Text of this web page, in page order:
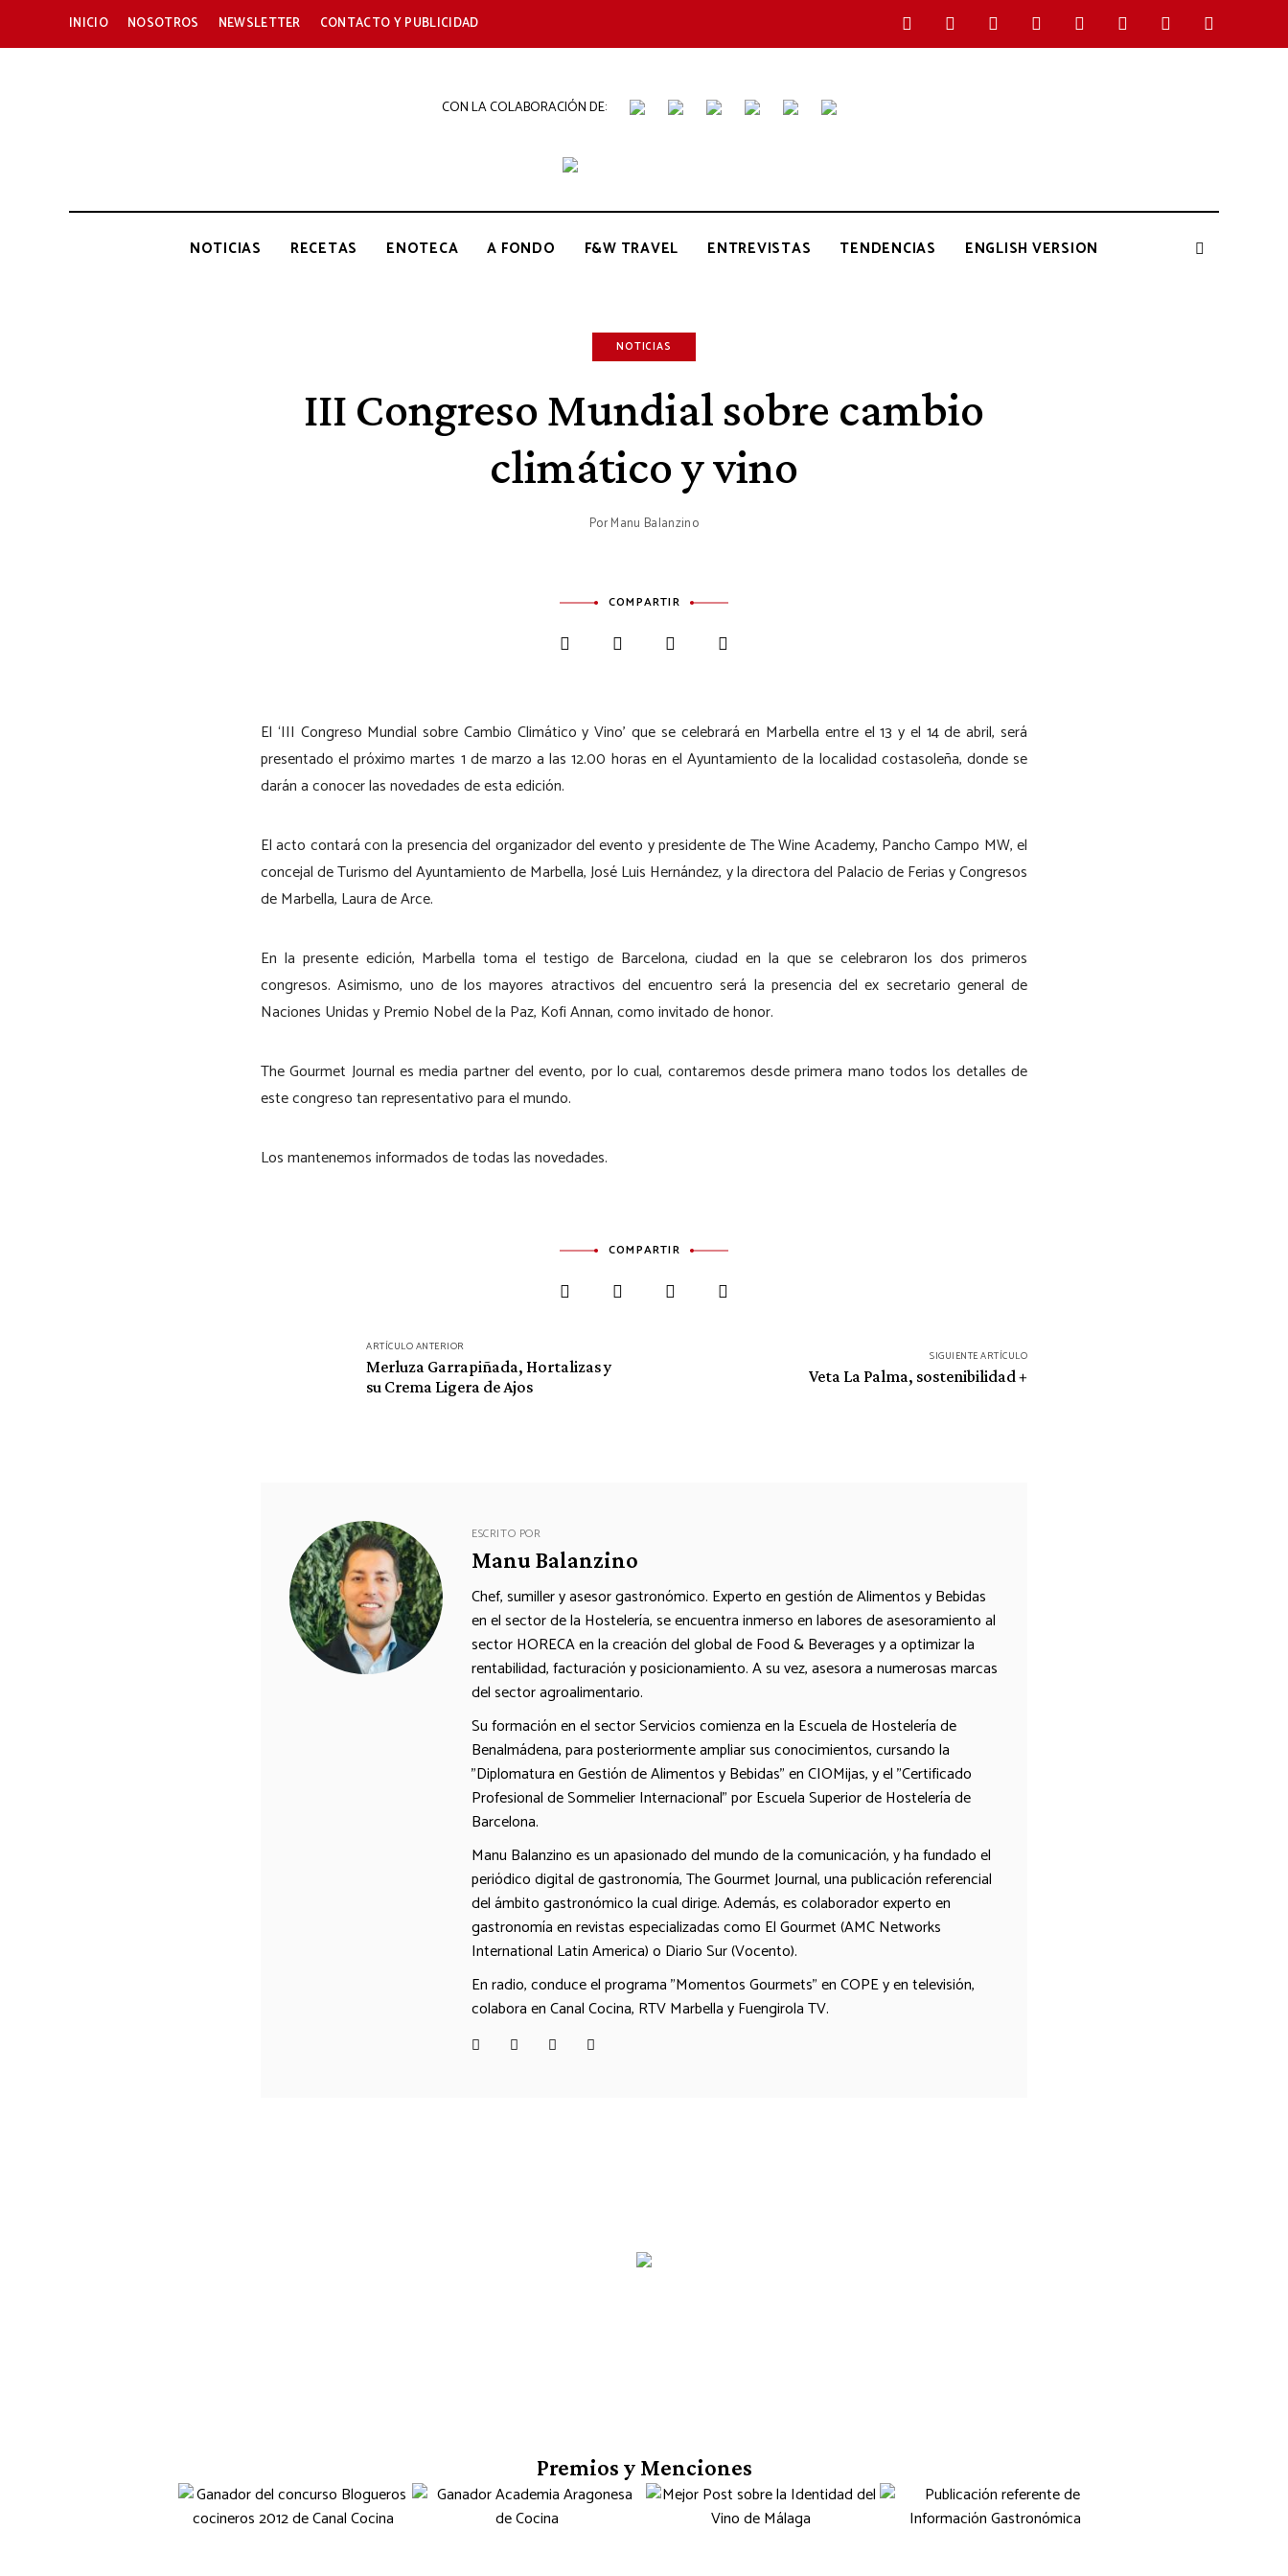
INICIO NOSOTROS NEWSLETTER CONTACTO Y PUBLICIDAD
CON LA COLABORACIÓN DE:
THE
GOURMET
Periódico
Gastronomía
NOTICIAS
RECETAS ENOTECA A FONDO F&W TRAVEL ENTREVISTAS TENDENCIAS ENGLISH VERSION
NOTICIAS
III Congreso Mundial sobre cambio
climático y vino
PorManu Balanzino
COMPARTIR
El ‘III Congreso Mundial sobre Cambio Climático y Vino’ que se celebrará en Marbella entre el 13 y el 14 de abril, será
presentado el próximo martes 1 de marzo a las 12.00 horas en el Ayuntamiento de la localidad costasoleña, donde se
darán a conocer las novedades de esta edición.
El acto contará con la presencia del organizador del evento y presidente de The Wine Academy, Pancho Campo MW, el
concejal de Turismo del Ayuntamiento de Marbella, José Luis Hernández, y la directora del Palacio de Ferias y Congresos
de Marbella, Laura de Arce.
En la presente edición, Marbella toma el testigo de Barcelona, ciudad en la que se celebraron los dos primeros
congresos. Asimismo, uno de los mayores atractivos del encuentro será la presencia del ex secretario general de
Naciones Unidas y Premio Nobel de la Paz, Kofi Annan, como invitado de honor.
The Gourmet Journal es media partner del evento, por lo cual, contaremos desde primera mano todos los detalles de
este congreso tan representativo para el mundo.
Los mantenemos informados de todas las novedades.
COMPARTIR
ARTÍCULO ANTERIOR
Merluza Garrapiñada, Hortalizas y
su Crema Ligera de Ajos
SIGUIENTE ARTÍCULO
Veta La Palma, sostenibilidad +
ESCRITO POR
Manu Balanzino
Chef, sumiller y asesor gastronómico. Experto en gestión de Alimentos y Bebidas
en el sector de la Hostelería, se encuentra inmerso en labores de asesoramiento al
sector HORECA en la creación del global de Food & Beverages y a optimizar la
rentabilidad, facturación y posicionamiento. A su vez, asesora a numerosas marcas
del sector agroalimentario.
Su formación en el sector Servicios comienza en la Escuela de Hostelería de
Benalmádena, para posteriormente ampliar sus conocimientos, cursando la
"Diplomatura en Gestión de Alimentos y Bebidas" en CIOMijas, y el "Certificado
Profesional de Sommelier Internacional" por Escuela Superior de Hostelería de
Barcelona.
Manu Balanzino es un apasionado del mundo de la comunicación, y ha fundado el
periódico digital de gastronomía, The Gourmet Journal, una publicación referencial
del ámbito gastronómico la cual dirige. Además, es colaborador experto en
gastronomía en revistas especializadas como El Gourmet (AMC Networks
International Latin America) o Diario Sur (Vocento).
En radio, conduce el programa "Momentos Gourmets" en COPE y en televisión,
colabora en Canal Cocina, RTV Marbella y Fuengirola TV.
Premios y Menciones